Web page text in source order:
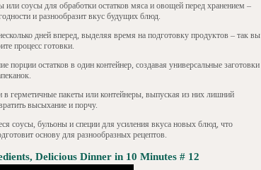
или соусы для обработки остатков мяса и овощей перед хранением –
и разнообразит вкус будущих блюд.
дней вперед, выделяя время на подготовку продуктов – так вы
процесс готовки.
порции остатков в один контейнер, создавая универсальные заготовки
в герметичные пакеты или контейнеры, выпуская из них лишний
высыхание и порчу.
соусы, бульоны и специи для усиления вкуса новых блюд, что
основу для разнообразных рецептов.
Delicious Dinner in 10 Minutes # 12